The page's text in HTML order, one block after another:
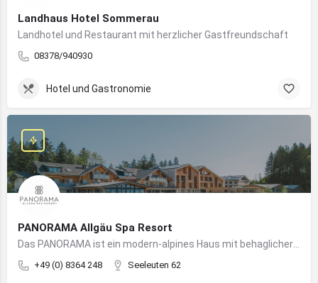
Landhaus Hotel Sommerau
Landhotel und Restaurant mit herzlicher Gastfreundschaft
08378/940930
Hotel und Gastronomie
PANORAMA Allgäu Spa Resort
+49 (0) 8364 248 Seeleuten 62